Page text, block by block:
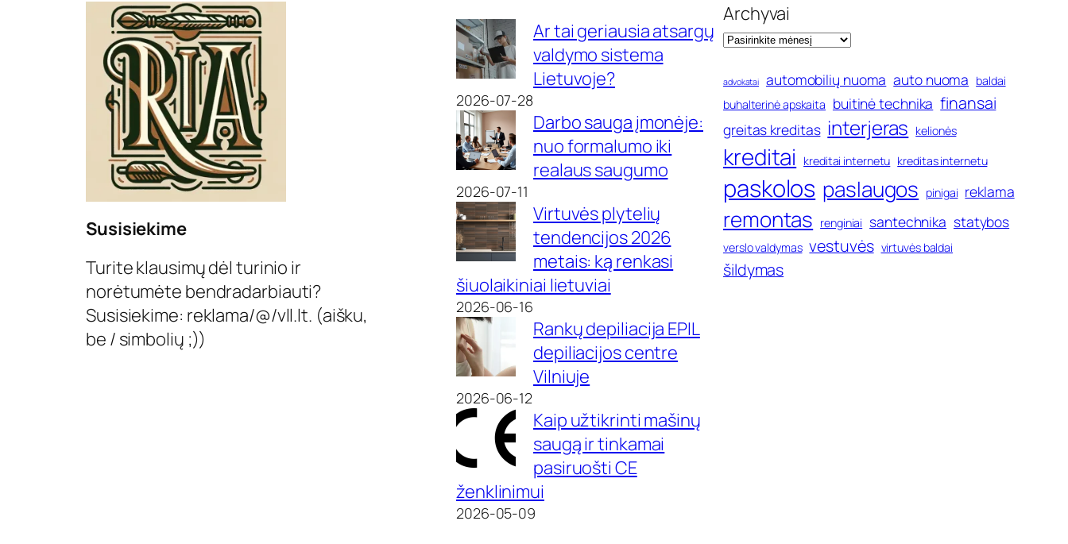
Susisiekime
Turite klausimų dėl turinio ir
norėtumėte bendradarbiauti?
Susisiekime: reklama/@/vll.lt. (aišku,
be / simbolių ;))
Ar tai geriausia atsargų
valdymo sistema
Lietuvoje?
2026-07-28
Darbo sauga įmonėje:
nuo formalumo iki
realaus saugumo
2026-07-11
Virtuvės plytelių
tendencijos 2026
metais: ką renkasi
šiuolaikiniai lietuviai
2026-06-16
Rankų depiliacija EPIL
depiliacijos centre
Vilniuje
2026-06-12
Kaip užtikrinti mašinų
saugą ir tinkamai
pasiruošti CE
ženklinimui
2026-05-09
Archyvai
advokatai automobilių nuoma auto nuoma baldai
buhalterinė apskaita buitinė technika finansai
greitas kreditas interjeras kelionės
kreditai kreditai internetu kreditas internetu
paskolos paslaugos pinigai reklama
remontas renginiai santechnika statybos
verslo valdymas vestuvės virtuvės baldai
šildymas